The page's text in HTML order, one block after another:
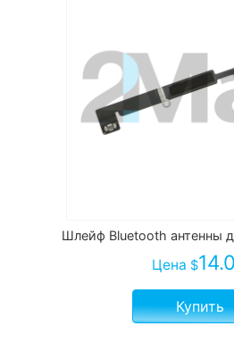
Шлейф Bluetooth антенны
Цена $
Купить